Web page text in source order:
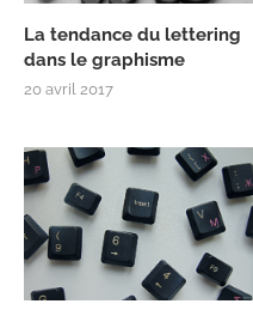
La tendance du lettering
dans le graphisme
20 avril 2017